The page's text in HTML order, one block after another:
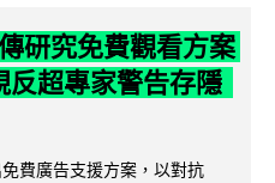
研究免費觀看方案
反超專家警告存隱
費廣告支援方案，以對抗